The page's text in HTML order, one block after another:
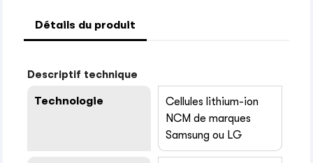
Détails du produit
Descriptif technique
Technologie
Cellules lithium-ion
NCM de marques
Samsung ou LG